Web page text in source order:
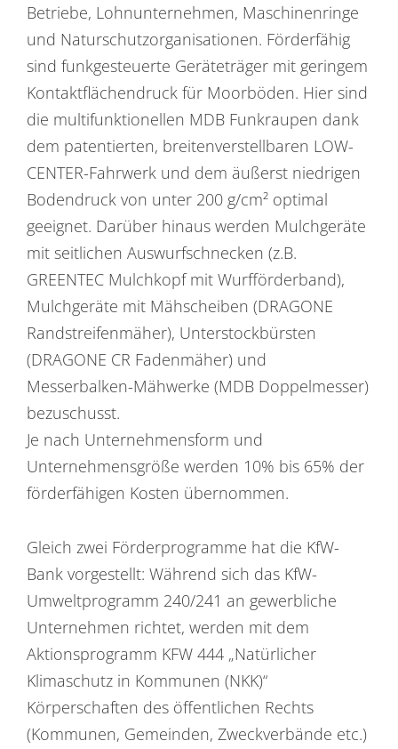
Betriebe, Lohnunternehmen, Maschinenringe
und Naturschutzorganisationen. Förderfähig
sind funkgesteuerte Geräteträger mit geringem
Kontaktflächendruck für Moorböden. Hier sind
die multifunktionellen MDB Funkraupen dank
dem patentierten, breitenverstellbaren LOW-
CENTER-Fahrwerk und dem äußerst niedrigen
Bodendruck von unter 200 g/cm² optimal
geeignet. Darüber hinaus werden Mulchgeräte
mit seitlichen Auswurfschnecken (z.B.
GREENTEC Mulchkopf mit Wurfförderband),
Mulchgeräte mit Mähscheiben (DRAGONE
Randstreifenmäher), Unterstockbürsten
(DRAGONE CR Fadenmäher) und
Messerbalken-Mähwerke (MDB Doppelmesser)
bezuschusst.
Je nach Unternehmensform und
Unternehmensgröße werden 10% bis 65% der
förderfähigen Kosten übernommen.
Gleich zwei Förderprogramme hat die KfW-
Bank vorgestellt: Während sich das KfW-
Umweltprogramm 240/241 an gewerbliche
Unternehmen richtet, werden mit dem
Aktionsprogramm KFW 444 „Natürlicher
Klimaschutz in Kommunen (NKK)“
Körperschaften des öffentlichen Rechts
(Kommunen, Gemeinden, Zweckverbände etc.)